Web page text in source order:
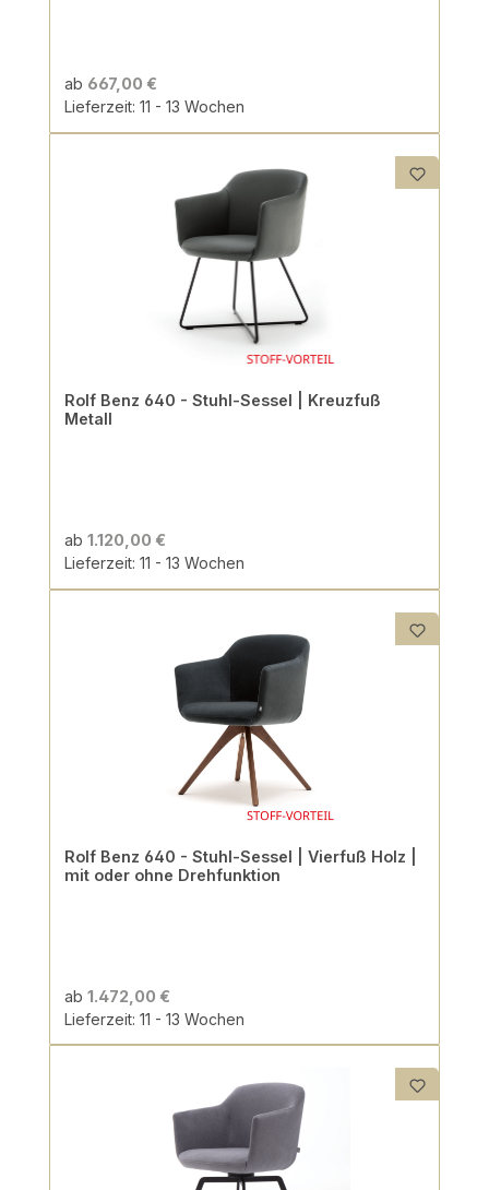
ab 667,00 €
Lieferzeit: 11 - 13 Wochen
Rolf Benz 640 - Stuhl-Sessel | Kreuzfuß
Metall
ab 1.120,00 €
Lieferzeit: 11 - 13 Wochen
Rolf Benz 640 - Stuhl-Sessel | Vierfuß Holz |
mit oder ohne Drehfunktion
ab 1.472,00 €
Lieferzeit: 11 - 13 Wochen